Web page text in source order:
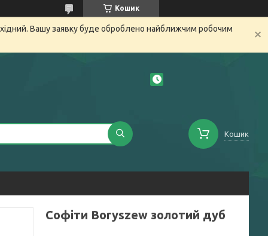
Кошик
Вашу заявку буде оброблено найближчим робочим
Кошик
Софіти Boryszew золотий дуб